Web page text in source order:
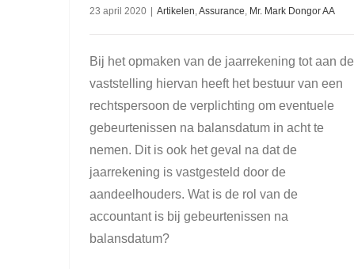
23 april 2020 Artikelen,Assurance, Mr. Mark Dongor AA
Bij het opmaken van de jaarrekening tot aan de
vaststelling hiervan heeft het bestuur van een
rechtspersoon de verplichting om eventuele
gebeurtenissen na balansdatum in acht te
nemen. Dit is ook het geval na dat de
jaarrekening is vastgesteld door de
aandeelhouders. Wat is de rol van de
accountant is bij gebeurtenissen na
balansdatum?